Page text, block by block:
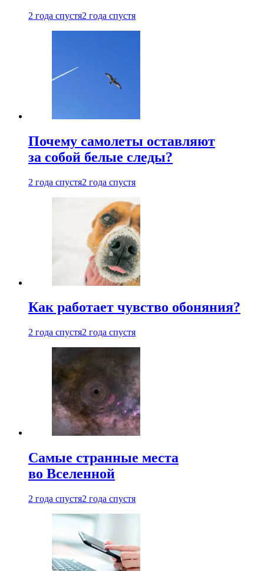
2 года спустя2 года спустя
Почему самолеты оставляют
за собой белые следы?
2 года спустя2 года спустя
Как работает чувство обоняния?
2 года спустя2 года спустя
Самые странные места
во Вселенной
2 года спустя2 года спустя